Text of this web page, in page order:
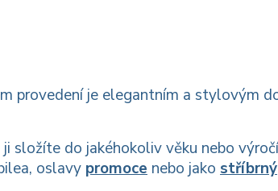
provedení je elegantním a stylovým
složíte do jakéhokoliv věku nebo
oslavy promoce nebo jako stříbrný